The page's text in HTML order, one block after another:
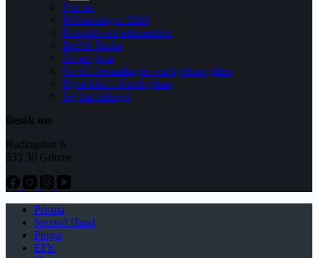
Vår tro
Målsättningar 2026
Kontakt och information
Bed & Tacka
Ge en gåva
Ge till församlingen via kyrkoavgiften
Hyra lokal i Korskyrkan
Jag har deltagit
Besök oss
Radiogatan 6
533 30 Götene
Prisma
Second Hand
Pingst
EFK